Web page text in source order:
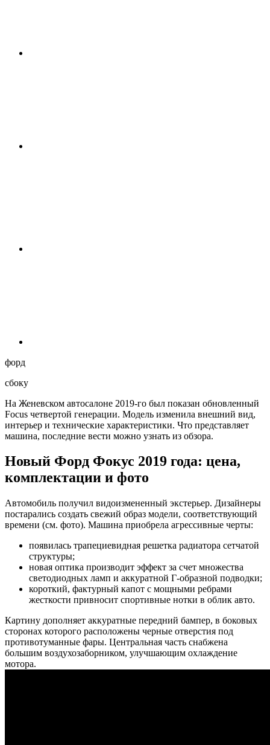
форд
сбоку
На Женевском автосалоне 2019-го был показан обновленный
Focus четвертой генерации. Модель изменила внешний вид,
интерьер и технические характеристики. Что представляет
машина, последние вести можно узнать из обзора.
Новый Форд Фокус 2019 года: цена,
комплектации и фото
Автомобиль получил видоизмененный экстерьер. Дизайнеры
постарались создать свежий образ модели, соответствующий
времени (см. фото). Машина приобрела агрессивные черты:
появилась трапециевидная решетка радиатора сетчатой
структуры;
новая оптика производит эффект за счет множества
светодиодных ламп и аккуратной Г-образной подводки;
короткий, фактурный капот с мощными ребрами
жесткости привносит спортивные нотки в облик авто.
Картину дополняет аккуратные передний бампер, в боковых
сторонах которого расположены черные отверстия под
противотуманные фары. Центральная часть снабжена
большим воздухозаборником, улучшающим охлаждение
мотора.